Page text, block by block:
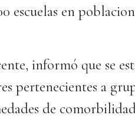
escuelas en
informó que se
pertenecientes a
de